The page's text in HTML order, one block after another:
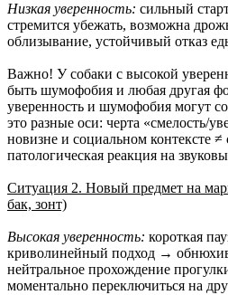
Низкая уверенность: сильный
стремится убежать, возможна
облизывание, устойчивый отказ
Важно! У собаки с высокой
быть шумофобия и любая другая
уверенность и шумофобия могут
это разные оси: черта «смелость/
новизне и социальном контексте ≠
патологическая реакция на
Ситуация 2. Новый предмет на
бак, зонт)
Высокая уверенность: короткая
криволинейный подход →
нейтральное прохождение
моментально переключиться на